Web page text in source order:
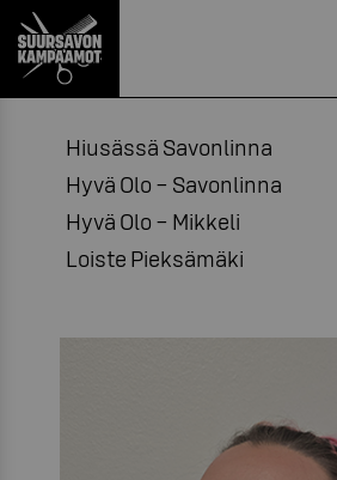
Hiusässä Savonlinna
Hyvä Olo – Savonlinna
Hyvä Olo – Mikkeli
Loiste Pieksämäki